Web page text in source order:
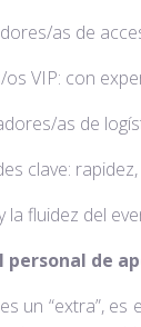
acceso:
logística:
la fluidez del
personal de
un “extra”,